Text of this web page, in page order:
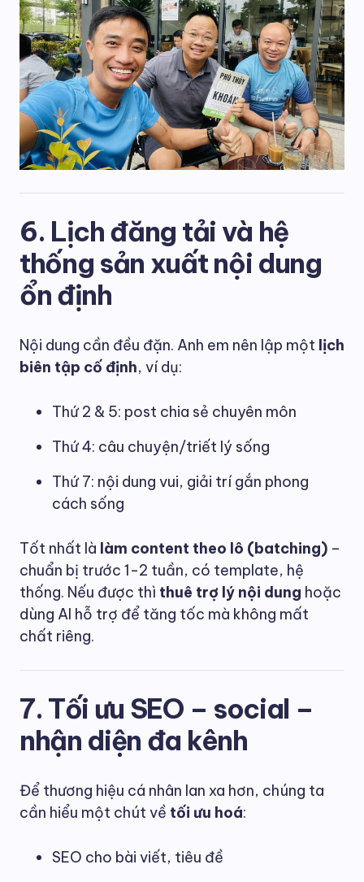
6. Lịch đăng tải và hệ
thống sản xuất nội dung
ổn định
Nội dung cần đều đặn. Anh em nên lập một lịch
biên tập cố định, ví dụ:
Thứ 2 & 5: post chia sẻ chuyên môn
Thứ 4: câu chuyện/triết lý sống
Thứ 7: nội dung vui, giải trí gắn phong
cách sống
Tốt nhất là làm content theo lô (batching) –
chuẩn bị trước 1-2 tuần, có template, hệ
thống. Nếu được thì thuê trợ lý nội dung hoặc
dùng AI hỗ trợ để tăng tốc mà không mất
chất riêng.
7. Tối ưu SEO – social –
nhận diện đa kênh
Để thương hiệu cá nhân lan xa hơn, chúng ta
cần hiểu một chút về tối ưu hoá:
SEO cho bài viết, tiêu đề